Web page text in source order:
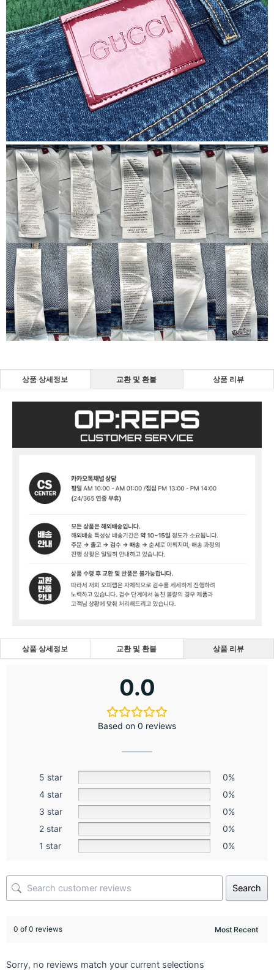
상품 상세정보 교환 및 환불 상품 리뷰
상품 상세정보 교환 및 환불 상품 리뷰
0.0
Based on 0 reviews
5 star
0%
4 star
0%
3 star
0%
2 star
0%
1 star
0%
Search
0 of 0 reviews
Sorry, no reviews match your current selections